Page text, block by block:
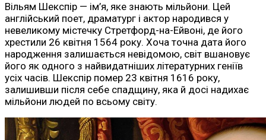
Вільям Шекспір — ім’я, яке знають мільйони. Цей
англійський поет, драматург і актор народився у
невеликому містечку Стретфорд-на-Ейвоні, де його
хрестили 26 квітня 1564 року. Хоча точна дата його
народження залишається невідомою, світ вшановує
його як одного з найвидатніших літературних геніїв
усіх часів. Шекспір помер 23 квітня 1616 року,
залишивши після себе спадщину, яка й досі надихає
мільйони людей по всьому світу.